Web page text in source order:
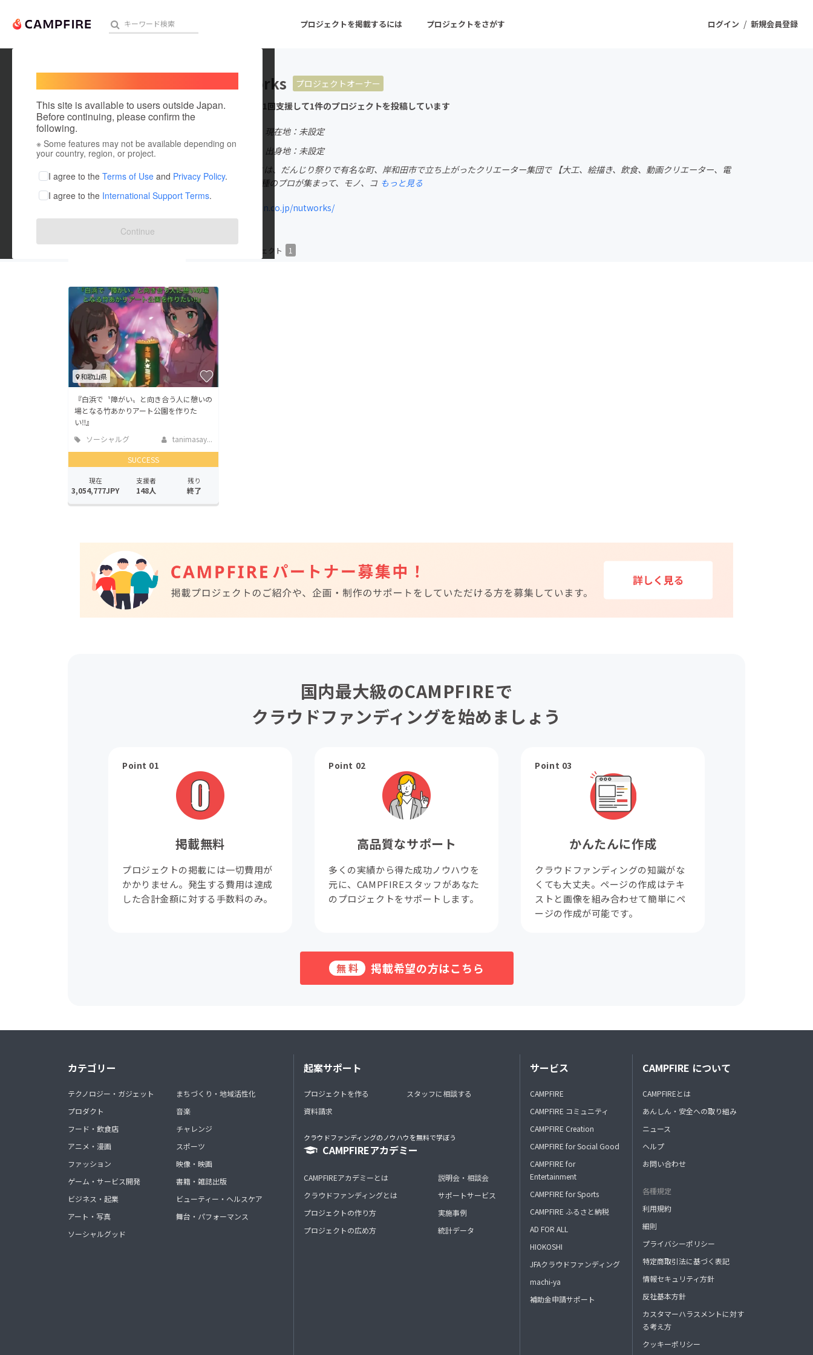
ログイン / 新規会員登録
プロジェクトを掲載するには プロジェクトをさがす
人気のプロジェクト 注目のリターン 注目の新着プロジェクト
アート・写真 音楽
テクノロジー・ガジェット
ゲーム・サービス開発 フード・飲食店
ファッション
映像・映画
ビジネス・起業
まちづくり・地域活性化
This site is available to users outside Japan.
Before continuing, please confirm the
following.
※ Some features may not be available depending on
your country, region, or project.
I agree to the Terms of Use and Privacy Policy.
I agree to the International Support Terms.
Continue
Nutsworks
プロジェクトオーナー
これまでに1回支援して1件のプロジェクトを投稿しています
現在地：未設定
出身国：日本
出身地：未設定
Nut’sWork’sとは、だんじり祭りで有名な町、岸和田市で立ち上がったクリエーター集団で 【大工、絵描き、飲食、動画クリエーター、電
気】 色んな職種のプロが集まって、モノ、コ もっと見る
www.groen.co.jp/nutworks/
プロジェクト 1
和歌山県
『白浜で〝障がい〟と向き合う人に憩いの
場となる竹あかりアート公園を作りた
い‼︎』
ソーシャルグ
ッド
tanimasay...
SUCCESS
現在
3,054,777JPY
支援者
148人
残り
終了
国内最大級のCAMPFIREで
クラウドファンディングを始めましょう
Point 01
掲載無料
プロジェクトの掲載には一切費用が
かかりません。発生する費用は達成
した合計金額に対する手数料のみ。
Point 02
高品質なサポート
多くの実績から得た成功ノウハウを
元に、CAMPFIREスタッフがあなた
のプロジェクトをサポートします。
Point 03
かんたんに作成
クラウドファンディングの知識がな
くても大丈夫。ページの作成はテキ
ストと画像を組み合わせて簡単にペ
ージの作成が可能です。
無料 掲載希望の方はこちら
カテゴリー
テクノロジー・ガジェット
プロダクト
フード・飲食店
アニメ・漫画
ファッション
ゲーム・サービス開発
ビジネス・起業
アート・写真
ソーシャルグッド
まちづくり・地域活性化
音楽
チャレンジ
スポーツ
映像・映画
書籍・雑誌出版
ビューティー・ヘルスケア
舞台・パフォーマンス
起案サポート
プロジェクトを作る
資料請求
スタッフに相談する
クラウドファンディングのノウハウを無料で学ぼう
CAMPFIREアカデミー
CAMPFIREアカデミーとは
クラウドファンディングとは
プロジェクトの作り方
プロジェクトの広め方
説明会・相談会
サポートサービス
実施事例
統計データ
サービス
CAMPFIRE
CAMPFIRE コミュニティ
CAMPFIRE Creation
CAMPFIRE for Social Good
CAMPFIRE for
Entertainment
CAMPFIRE for Sports
CAMPFIRE ふるさと納税
AD FOR ALL
HIOKOSHI
JFAクラウドファンディング
machi-ya
補助金申請サポート
CAMPFIRE について
CAMPFIREとは
あんしん・安全への取り組み
ニュース
ヘルプ
お問い合わせ
各種規定
利用規約
細則
プライバシーポリシー
特定商取引法に基づく表記
情報セキュリティ方針
反社基本方針
カスタマーハラスメントに対す
る考え方
クッキーポリシー